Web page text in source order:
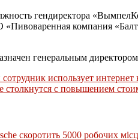
гендиректора
«Пивоваренная компания
генеральным
использует интернет
с повышением
скоротить 5000 робочих